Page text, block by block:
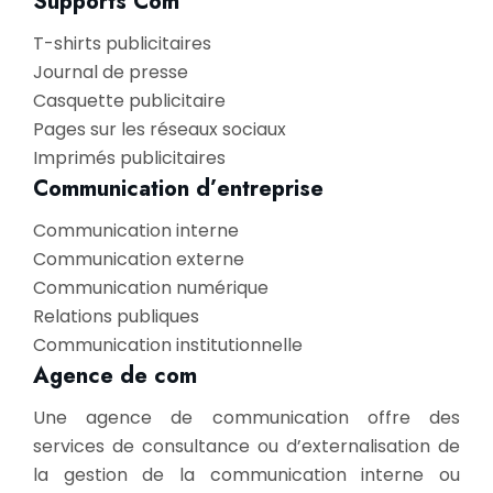
T-shirts publicitaires
Journal de presse
Casquette publicitaire
Pages sur les réseaux sociaux
Imprimés publicitaires
Communication d’entreprise
Communication interne
Communication externe
Communication numérique
Relations publiques
Communication institutionnelle
Agence de com
Une agence de communication offre des
services de consultance ou d’externalisation de
la gestion de la communication interne ou